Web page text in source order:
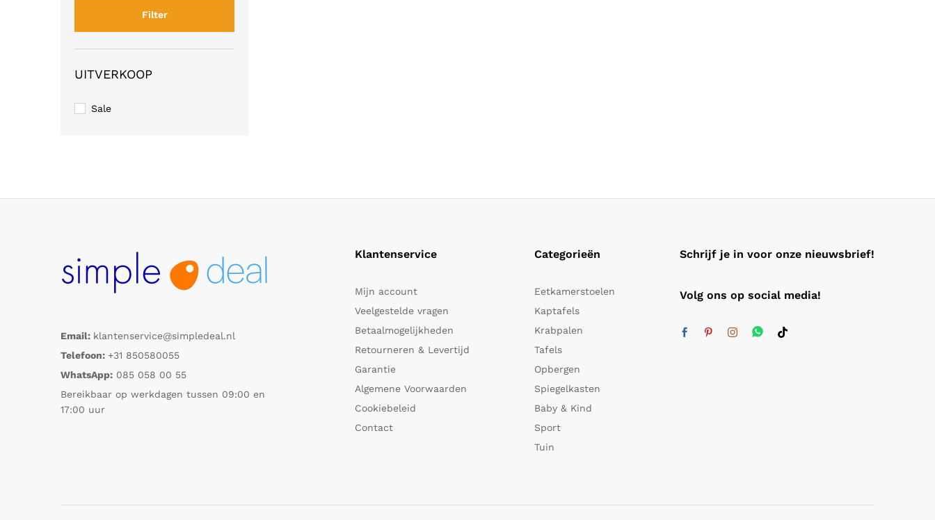
Filter
UITVERKOOP
Sale
Email: klantenservice@simpledeal.nl
Telefoon: +31 850580055
WhatsApp: 085 058 00 55
Bereikbaar op werkdagen tussen 09:00 en
17:00 uur
Klantenservice
Mijn account
Veelgestelde vragen
Betaalmogelijkheden
Retourneren & Levertijd
Garantie
Algemene Voorwaarden
Cookiebeleid
Contact
Categorieën
Eetkamerstoelen
Kaptafels
Krabpalen
Tafels
Opbergen
Spiegelkasten
Baby & Kind
Sport
Tuin
Schrijf je in voor onze nieuwsbrief!
Volg ons op social media!